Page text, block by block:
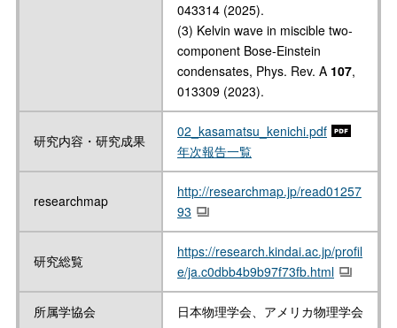
043314 (2025).
(3) Kelvin wave in miscible two-
component Bose-Einstein
condensates, Phys. Rev. A 107,
013309 (2023).
研究内容・研究成果
02_kasamatsu_kenichi.pdf
年次報告一覧
researchmap
http://researchmap.jp/read01257
93
研究総覧
https://research.kindai.ac.jp/profil
e/ja.c0dbb4b9b97f73fb.html
所属学協会 日本物理学会、アメリカ物理学会